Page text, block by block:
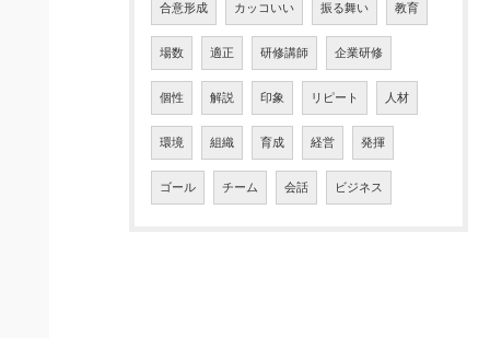
合意形成 カッコいい 振る舞い 教育
場数 適正 研修講師 企業研修
個性 解説 印象 リピート 人材
環境 組織 育成 経営 発揮
ゴール チーム 会話 ビジネス